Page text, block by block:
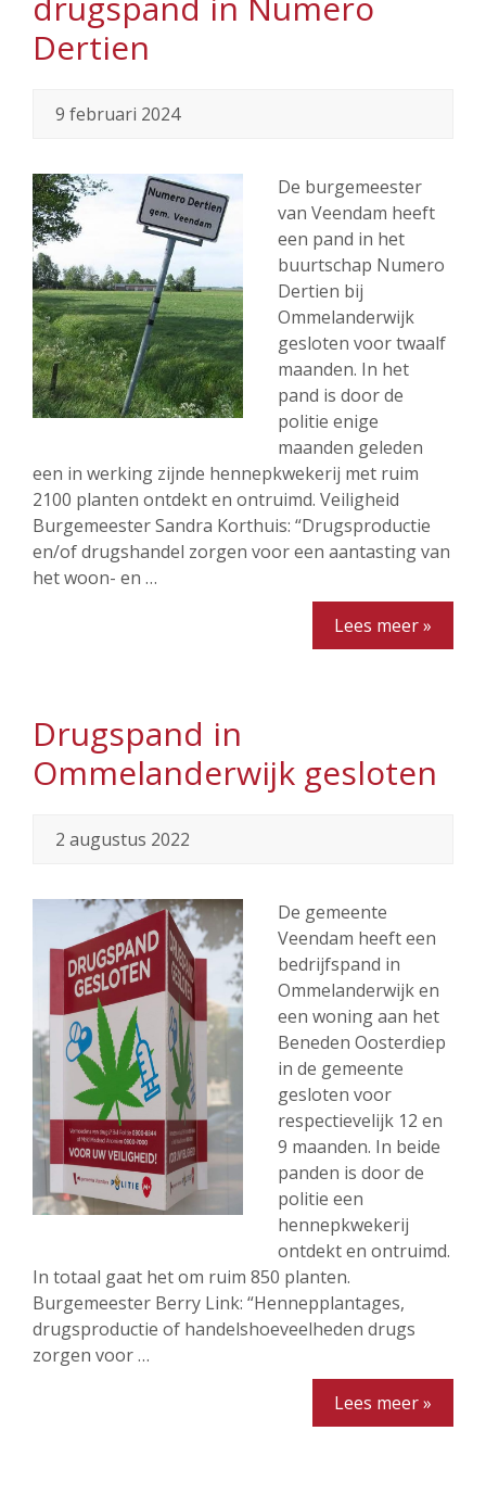
Dertien
9 februari 2024
De burgemeester
van Veendam heeft
een pand in het
buurtschap Numero
Dertien bij
Ommelanderwijk
gesloten voor twaalf
maanden. In het
pand is door de
politie enige
maanden geleden
een in werking zijnde hennepkwekerij met ruim
2100 planten ontdekt en ontruimd. Veiligheid
Burgemeester Sandra Korthuis: “Drugsproductie
en/of drugshandel zorgen voor een aantasting van
het woon- en …
Lees meer »
Drugspand in
Ommelanderwijk gesloten
2 augustus 2022
De gemeente
Veendam heeft een
bedrijfspand in
Ommelanderwijk en
een woning aan het
Beneden Oosterdiep
in de gemeente
gesloten voor
respectievelijk 12 en
9 maanden. In beide
panden is door de
politie een
hennepkwekerij
ontdekt en ontruimd.
In totaal gaat het om ruim 850 planten.
Burgemeester Berry Link: “Hennepplantages,
drugsproductie of handelshoeveelheden drugs
zorgen voor …
Lees meer »